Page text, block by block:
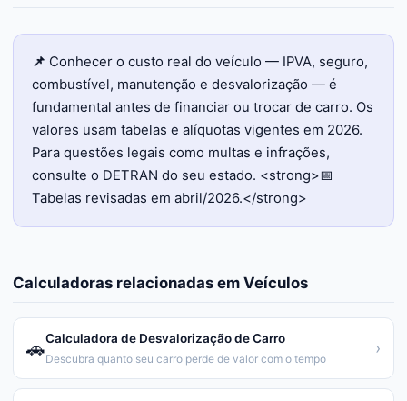
📌 Conhecer o custo real do veículo — IPVA, seguro,
combustível, manutenção e desvalorização — é
fundamental antes de financiar ou trocar de carro. Os
valores usam tabelas e alíquotas vigentes em 2026.
Para questões legais como multas e infrações,
consulte o DETRAN do seu estado. <strong>📅
Tabelas revisadas em abril/2026.</strong>
Calculadoras relacionadas em Veículos
🚗Calculadora de Desvalorização de Carro
Descubra quanto seu carro perde de valor com o tempo
›